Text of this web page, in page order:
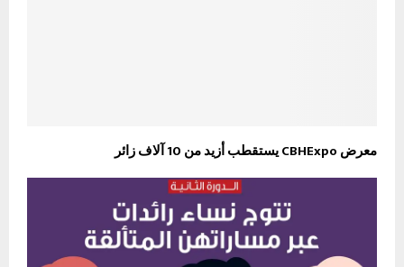
معرض CBHExpo يستقطب أزيد من 10 آلاف زائر